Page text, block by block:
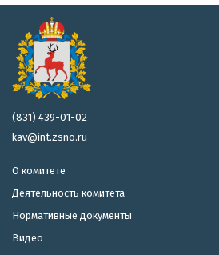
(831) 439-01-02
kav@int.zsno.ru
О комитете
Деятельность комитета
Нормативные документы
Видео